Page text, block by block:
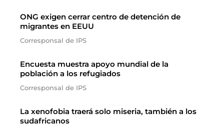
ONG exigen cerrar centro de detención de
migrantes en EEUU
Corresponsal de IPS
Encuesta muestra apoyo mundial de la
población a los refugiados
Corresponsal de IPS
La xenofobia traerá solo miseria, también a los
sudafricanos